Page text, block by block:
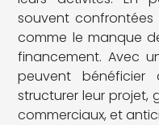
souvent
comme le manque
financement. Avec
peuvent bénéficier
structurer leur projet,
commerciaux, et